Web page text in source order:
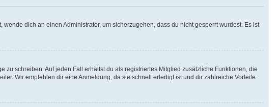
dich an einen Administrator, um sicherzugehen, dass du nicht gesperrt wurdest. Es ist
schreiben. Auf jeden Fall erhältst du als registriertes Mitglied zusätzliche Funktionen, die
Wir empfehlen dir eine Anmeldung, da sie schnell erledigt ist und dir zahlreiche Vorteile